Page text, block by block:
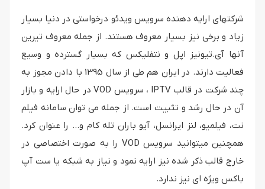
شرکتهای ارایه دهنده سرویس ویدئو درخواستی در دنیا بسیار
زیاد و برخی نیز بسیار معروف هستند. از جمله معروف تیرین
آنها آی.تیونیز اپل و نتفلیکس که بسیار گسترده و وسیع
فعالیت دارند. در ایران هم طی از سال 1395 با دادن مجوز به
چند شرکت در قالب IPTV ، سرویس VOD در حال ارایه و بازار
آن در حال رشد و تثبیت است. از جمله می توان سامانه فیلم
نت، فیلمیو، لنز ایرانسل، آیو باران تله کام و… را عنوان کرد.
همچنین میتوانید سرویس VOD را به صورت اختصاصی در
خارج قالب ذکر شده نیز ارایه نمود و نیاز به شبکه یا ست آپ
باکس ویژه ای نیز ندارد.